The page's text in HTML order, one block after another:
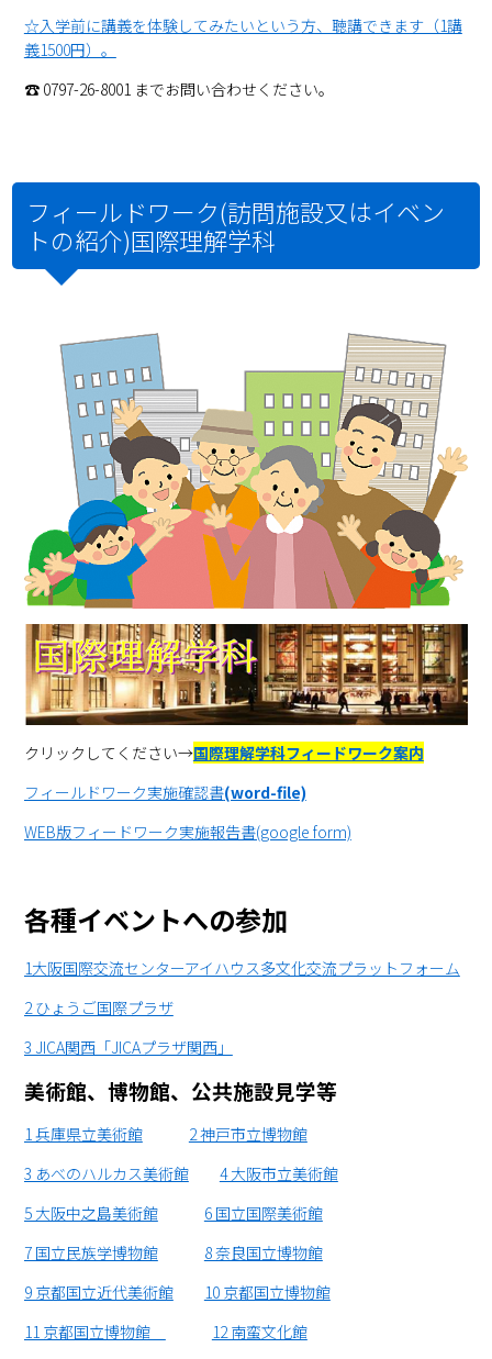
☆入学前に講義を体験してみたいという方、聴講できます（1講
義1500円）。
☎ 0797-26-8001 までお問い合わせください。
フィールドワーク(訪問施設又はイベン
トの紹介)国際理解学科
クリックしてください→国際理解学科フィードワーク案内
フィールドワーク実施確認書(word-file)
WEB版フィードワーク実施報告書(google form)
各種イベントへの参加
1大阪国際交流センターアイハウス多文化交流プラットフォーム
2 ひょうご国際プラザ
3 JICA関西「JICAプラザ関西」
美術館、博物館、公共施設見学等
1 兵庫県立美術館
2 神戸市立博物館
3 あべのハルカス美術館
4 大阪市立美術館
5 大阪中之島美術館
6 国立国際美術館
7 国立民族学博物館
8 奈良国立博物館
9 京都国立近代美術館
10 京都国立博物館
11 京都国立博物館
12 南蛮文化館